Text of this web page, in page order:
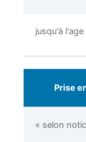
jusqu'à
Prise
« selon